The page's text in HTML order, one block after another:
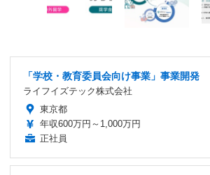
「学校・教育委員会向け事業」事業開発
ライフイズテック株式会社
東京都
年収600万円～1,000万円
正社員